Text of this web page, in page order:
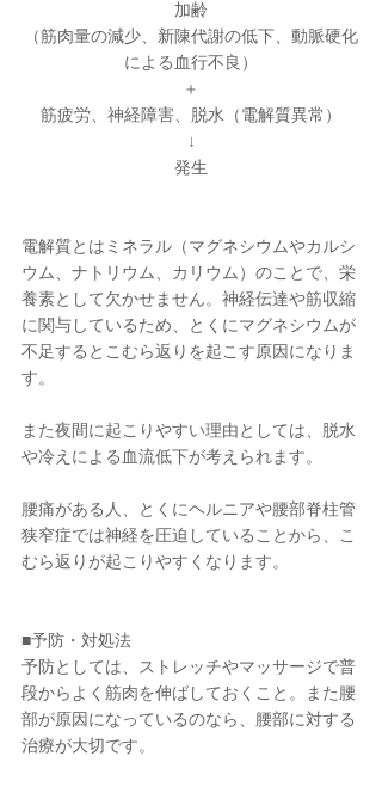
加齢
（筋肉量の減少、新陳代謝の低下、動脈硬化
による血行不良）
＋
筋疲労、神経障害、脱水（電解質異常）
↓
発生
電解質とはミネラル（マグネシウムやカルシ
ウム、ナトリウム、カリウム）のことで、栄
養素として欠かせません。神経伝達や筋収縮
に関与しているため、とくにマグネシウムが
不足するとこむら返りを起こす原因になりま
す。
また夜間に起こりやすい理由としては、脱水
や冷えによる血流低下が考えられます。
腰痛がある人、とくにヘルニアや腰部脊柱管
狭窄症では神経を圧迫していることから、こ
むら返りが起こりやすくなります。
■予防・対処法
予防としては、ストレッチやマッサージで普
段からよく筋肉を伸ばしておくこと。また腰
部が原因になっているのなら、腰部に対する
治療が大切です。